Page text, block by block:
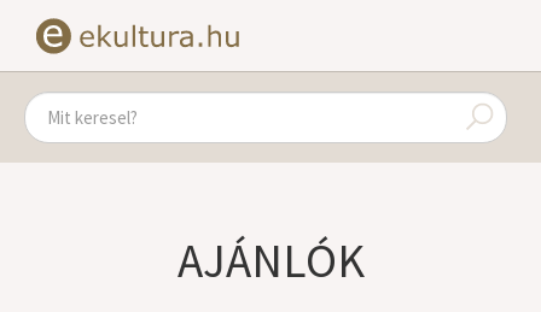
AJÁNLÓK